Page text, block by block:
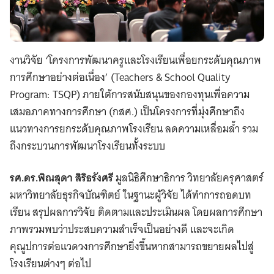
งานวิจัย ‘โครงการพัฒนาครูและโรงเรียนเพื่อยกระดับคุณภาพ
การศึกษาอย่างต่อเนื่อง’ (Teachers & School Quality
Program: TSQP) ภายใต้การสนับสนุนของกองทุนเพื่อความ
เสมอภาคทางการศึกษา (กสศ.) เป็นโครงการที่มุ่งศึกษาถึง
แนวทางการยกระดับคุณภาพโรงเรียน ลดความเหลื่อมล้ำ รวม
ถึงกระบวนการพัฒนาโรงเรียนทั้งระบบ
รศ.ดร.พิณสุดา สิริธรังศรีมูลนิธิศึกษาธิการ วิทยาลัยครุศาสตร์
มหาวิทยาลัยธุรกิจบัณฑิตย์ ในฐานะผู้วิจัย ได้ทำการถอดบท
เรียน สรุปผลการวิจัย ติดตามและประเมินผล โดยผลการศึกษา
ภาพรวมพบว่าประสบความสำเร็จเป็นอย่างดี และจะเกิด
คุณูปการต่อแวดวงการศึกษายิ่งขึ้นหากสามารถขยายผลไปสู่
โรงเรียนต่างๆ ต่อไป